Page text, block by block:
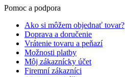
Pomoc a podpora
Ako si môžem objednať tovar?
Doprava a doručenie
Vrátenie tovaru a peňazí
Možnosti platby
Môj zákaznícky účet
Firemní zákazníci